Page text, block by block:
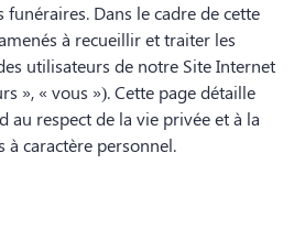
Dans le cadre de cette
à recueillir et traiter les
utilisateurs de notre Site Internet
», « vous »). Cette page détaille
au respect de la vie privée et à la
à caractère personnel.